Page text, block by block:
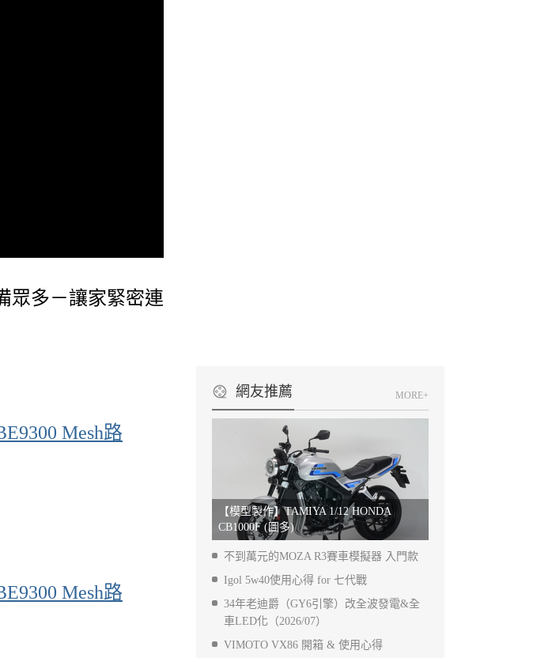
眾多－讓家緊密連
網友推薦 MORE+
【模型製作】TAMIYA 1/12 HONDA
CB1000F (圖多)
不到萬元的MOZA R3賽車模擬器 入門款
Igol 5w40使用心得 for 七代戰
34年老迪爵（GY6引擎）改全波發電&全
車LED化（2026/07）
VIMOTO VX86 開箱 & 使用心得